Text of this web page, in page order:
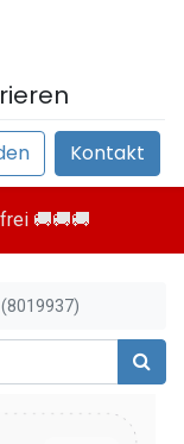
Kontakt
🚚🚚🚚